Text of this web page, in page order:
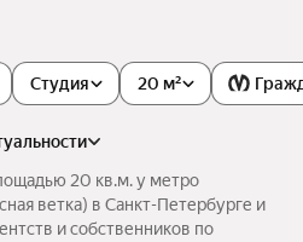
Студия 20 м²
20 кв.м. у метро
ветка) в Санкт-Петербурге и
и собственников по